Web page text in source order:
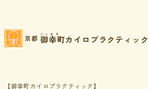
京都 ごこまち
御幸町カイロプラクティック
【御幸町カイロプラクティック】